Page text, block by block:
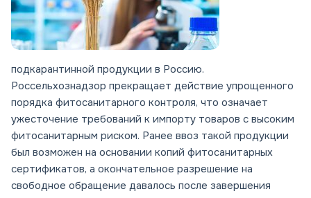
подкарантинной продукции в Россию.
Россельхознадзор прекращает действие упрощенного
порядка фитосанитарного контроля, что означает
ужесточение требований к импорту товаров с высоким
фитосанитарным риском. Ранее ввоз такой продукции
был возможен на основании копий фитосанитарных
сертификатов, а окончательное разрешение на
свободное обращение давалось после завершения